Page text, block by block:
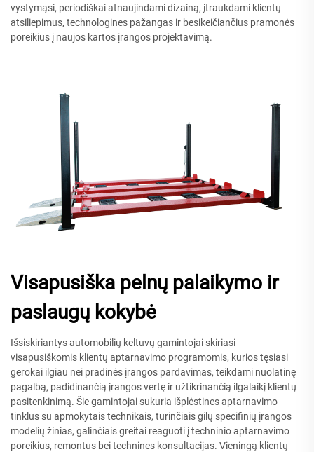
vystymąsi, periodiškai atnaujindami dizainą, įtraukdami klientų
atsiliepimus, technologines pažangas ir besikeičiančius pramonės
poreikius į naujos kartos įrangos projektavimą.
Visapusiška pelnų palaikymo ir
paslaugų kokybė
Išsiskiriantys automobilių keltuvų gamintojai skiriasi
visapusiškomis klientų aptarnavimo programomis, kurios tęsiasi
gerokai ilgiau nei pradinės įrangos pardavimas, teikdami nuolatinę
pagalbą, padidinančią įrangos vertę ir užtikrinančią ilgalaikį klientų
pasitenkinimą. Šie gamintojai sukuria išplėstines aptarnavimo
tinklus su apmokytais technikais, turinčiais gilų specifinių įrangos
modelių žinias, galinčiais greitai reaguoti į techninio aptarnavimo
poreikius, remontus bei technines konsultacijas. Vieningą klientų